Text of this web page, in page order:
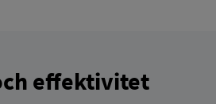
effektivitet